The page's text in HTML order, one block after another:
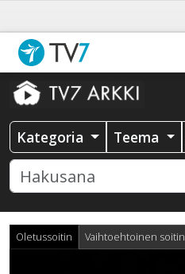
Kategoria Teema
Oletussoitin Vaihtoehtoinen soitin